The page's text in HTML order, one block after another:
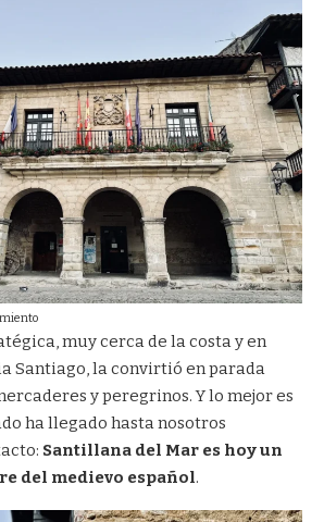
muy cerca de la costa y en
Santiago, la convirtió en parada
y peregrinos. Y lo mejor es
ha llegado hasta nosotros
Santillana del Mar es hoy un
del medievo español.